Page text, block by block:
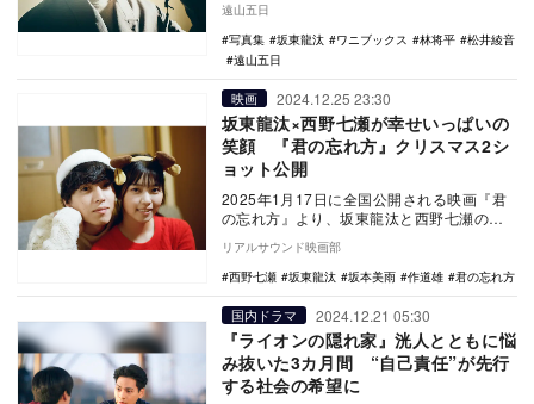
一際輝いて…
遠山五日
写真集
坂東龍汰 ワニブックス 林将平
松井綾音
遠山五日
映画 2024.12.25 23:30
坂東龍汰×西野七瀬が幸せいっぱいの
笑顔 『君の忘れ方』クリスマス2シ
ョット公開
2025年1月17日に全国公開される映画『君
の忘れ方』より、坂東龍汰と西野七瀬のク
リマスショットが公開された。 本作
は、“死…
リアルサウンド映画部
西野七瀬
坂東龍汰 坂本美雨 作道雄 君の忘れ方
国内ドラマ 2024.12.21 05:30
『ライオンの隠れ家』洸人とともに悩
み抜いた3カ月間 “自己責任”が先行
する社会の希望に